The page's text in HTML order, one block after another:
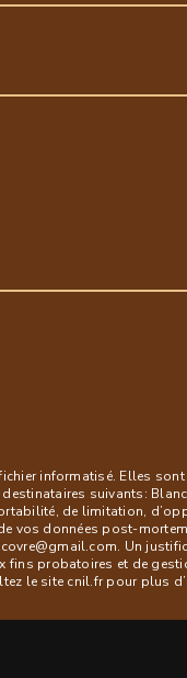
informatisé. Elles
suivants:
de limitation,
vos données post-
Un
probatoires et de
le site cnil.fr pour plus